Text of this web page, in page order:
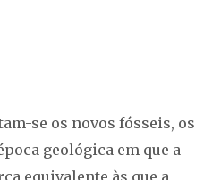
se os novos fósseis, os
geológica em que a